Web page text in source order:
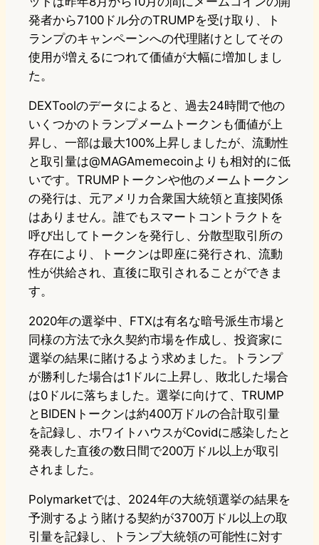
発者から7100ドル分のTRUMPを受け取り、ト
ランプのキャンペーンへの代理賭けとしてその
使用が増えるにつれて価値が大幅に増加しまし
た。
DEXToolのデータによると、過去24時間で他の
いくつかのトランプメームトークンも価値が上
昇し、一部は最大100%上昇しましたが、流動性
と取引量は@MAGAmemecoinよりも相対的に低
いです。TRUMPトークンや他のメームトークン
の発行は、元アメリカ合衆国大統領と直接関係
はありません。誰でもスマートコントラクトを
呼び出してトークンを発行し、分散型取引所の
存在により、トークンは即座に発行され、流動
性が供給され、直後に取引されることができま
す。
2020年の選挙中、FTXは有名な暗号派生市場と
同様の方法で永久契約市場を作成し、投資家に
選挙の結果に賭けるよう求めました。トランプ
が勝利した場合は1ドルに上昇し、敗北した場合
は0ドルに落ちました。選挙に向けて、TRUMP
とBIDENトークンは約400万ドルの合計取引量
を記録し、ホワイトハウスがCovidに感染したと
発表した直後の数日間で200万ドル以上が取引
されました。
Polymarketでは、2024年の大統領選挙の結果を
予測するよう賭ける契約が3700万ドル以上の取
引量を記録し、トランプ大統領の可能性に対す